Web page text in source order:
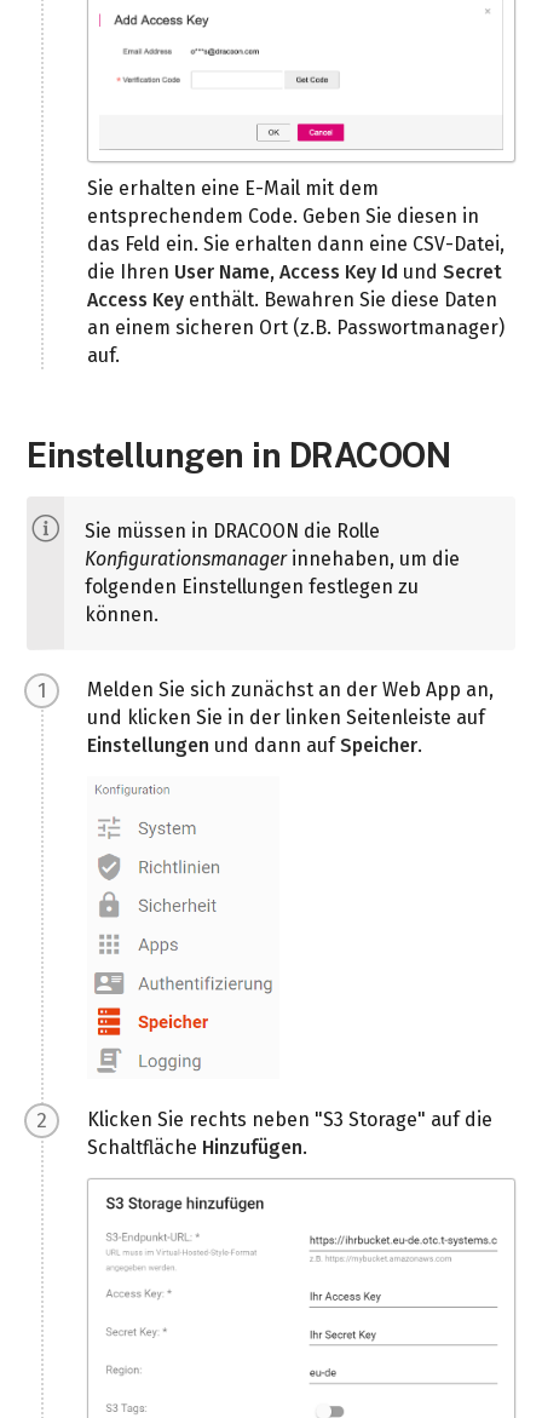
Sie erhalten eine E-Mail mit dem
entsprechendem Code. Geben Sie diesen in
das Feld ein. Sie erhalten dann eine CSV-Datei,
die Ihren User Name,Access Key Id undSecret
Access Key enthält. Bewahren Sie diese Daten
an einem sicheren Ort (z.B. Passwortmanager)
auf.
Einstellungen in DRACOON
Sie müssen in DRACOON die Rolle
Konfigurationsmanagerinnehaben, um die
folgenden Einstellungen festlegen zu
können.
Melden Sie sich zunächst an der Web App an,
und klicken Sie in der linken Seitenleiste auf
Einstellungen und dann aufSpeicher.
Klicken Sie rechts neben "S3 Storage" auf die
Schaltfläche Hinzufügen.